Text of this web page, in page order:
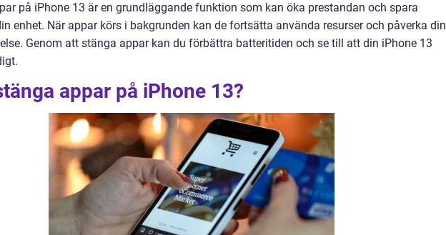
på iPhone 13 är en grundläggande funktion som kan öka prestandan och spara
enhet. När appar körs i bakgrunden kan de fortsätta använda resurser och påverka din
Genom att stänga appar kan du förbättra batteritiden och se till att din iPhone 13
appar på iPhone 13?